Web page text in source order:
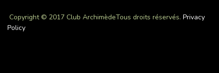
Copyright © 2017 Club ArchimèdeTous droits réservés. Privacy
Policy